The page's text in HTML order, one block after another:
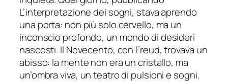
L’interpretazione dei sogni, stava aprendo
una porta: non più solo cervello, ma un
inconscio profondo, un mondo di desideri
nascosti. Il Novecento, con Freud, trovava un
abisso: la mente non era un cristallo, ma
un’ombra viva, un teatro di pulsioni e sogni.